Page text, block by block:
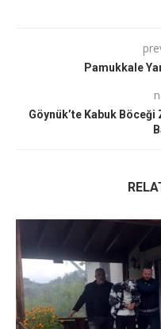
Pamukkale
Göynük’te Kabuk Böceği